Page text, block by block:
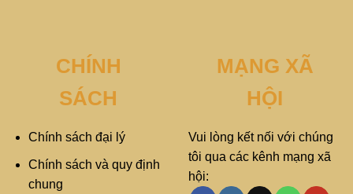
CHÍNH
SÁCH
Chính sách đại lý
Chính sách và quy định
chung
MẠNG XÃ
HỘI
Vui lòng kết nối với chúng
tôi qua các kênh mạng xã
hội: